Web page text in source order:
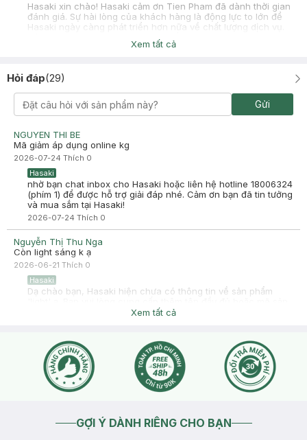
Hasaki xin chào! Hasaki cảm ơn Tien Pham đã dành thời gian
đánh giá. Sự hài lòng của khách hàng là động lực to lớn để
Hasaki ngày càng phát triển hơn nữa về chất lượng dịch vụ.
Cảm ơn bạn đã tin tưởng và mua sắm tại Hasaki!
Ngọc Mỹ
Đã mua hàng
2025-07-03
0378871785
Hasaki -2025-07-03
Hasaki xin chào! Hasaki cảm ơn Ngọc Mỹ đã dành thời gian
đánh giá. Sự hài lòng của khách hàng là động lực to lớn để
Hasaki ngày càng phát triển hơn nữa về chất lượng dịch vụ.
Cảm ơn bạn đã tin tưởng và mua sắm tại Hasaki!
Xem tất cả
Hỏi đáp(29)
Gửi
NGUYEN THI BE
Mã giảm áp dụng online kg
2026-07-24 Thích 0
Hasaki
nhờ bạn chat inbox cho Hasaki hoặc liên hệ hotline 18006324
(phím 1) để được hỗ trợ giải đáp nhé. Cảm ơn bạn đã tin tưởng
và mua sắm tại Hasaki!
2026-07-24 Thích 0
Nguyễn Thị Thu Nga
Còn light sáng k ạ
2026-06-21 Thích 0
Hasaki
Dạ chào bạn, Hasaki hiện chưa có thông tin về sản phẩm
phẩm để Hasaki kiểm tra nhé. Hoặc bạn có thể liên hệ hotline
Xem tất cả
GỢI Ý DÀNH RIÊNG CHO BẠN